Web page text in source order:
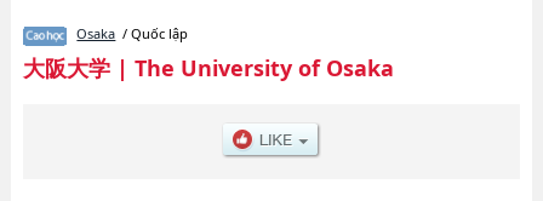
tin cần thiết dành cho du học sinh, như là về các Graduate School of
Human ScienceshoặcGraduate School of Law and
PoliticshoặcEconomicshoặcGraduate Sｃhool of
ScienceshoặcGraduate School of EngineeringhoặcGraduate school of
Engineering SciencehoặcGraduate School of Humanities (Division of
Osaka / Quốc lập
大阪大学| The University of Osaka